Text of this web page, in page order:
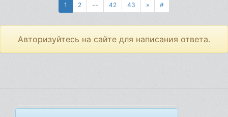
1 2 -- 42 43 » #
Авторизуйтесь на сайте для написания ответа.